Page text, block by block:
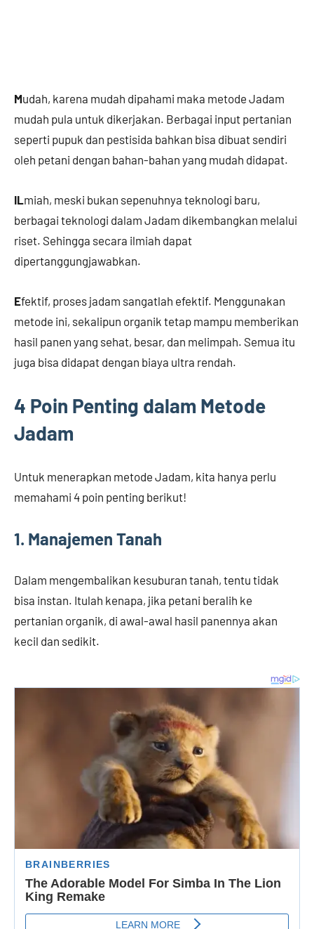
Mudah, karena mudah dipahami maka metode Jadam
mudah pula untuk dikerjakan. Berbagai input pertanian
seperti pupuk dan pestisida bahkan bisa dibuat sendiri
oleh petani dengan bahan-bahan yang mudah didapat.
IL miah, meski bukan sepenuhnya teknologi baru,
berbagai teknologi dalam Jadam dikembangkan melalui
riset. Sehingga secara ilmiah dapat
dipertanggungjawabkan.
Efektif, proses jadam sangatlah efektif. Menggunakan
metode ini, sekalipun organik tetap mampu memberikan
hasil panen yang sehat, besar, dan melimpah. Semua itu
juga bisa didapat dengan biaya ultra rendah.
4 Poin Penting dalam Metode
Jadam
Untuk menerapkan metode Jadam, kita hanya perlu
memahami 4 poin penting berikut!
1. Manajemen Tanah
Dalam mengembalikan kesuburan tanah, tentu tidak
bisa instan. Itulah kenapa, jika petani beralih ke
pertanian organik, di awal-awal hasil panennya akan
kecil dan sedikit.